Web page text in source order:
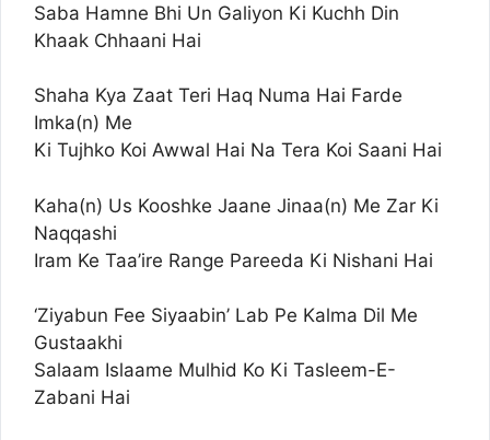
Saba Hamne Bhi Un Galiyon Ki Kuchh Din
Khaak Chhaani Hai
Shaha Kya Zaat Teri Haq Numa Hai Farde
Imka(n) Me
Ki Tujhko Koi Awwal Hai Na Tera Koi Saani Hai
Kaha(n) Us Kooshke Jaane Jinaa(n) Me Zar Ki
Naqqashi
Iram Ke Taa’ire Range Pareeda Ki Nishani Hai
‘Ziyabun Fee Siyaabin’ Lab Pe Kalma Dil Me
Gustaakhi
Salaam Islaame Mulhid Ko Ki Tasleem-E-
Zabani Hai